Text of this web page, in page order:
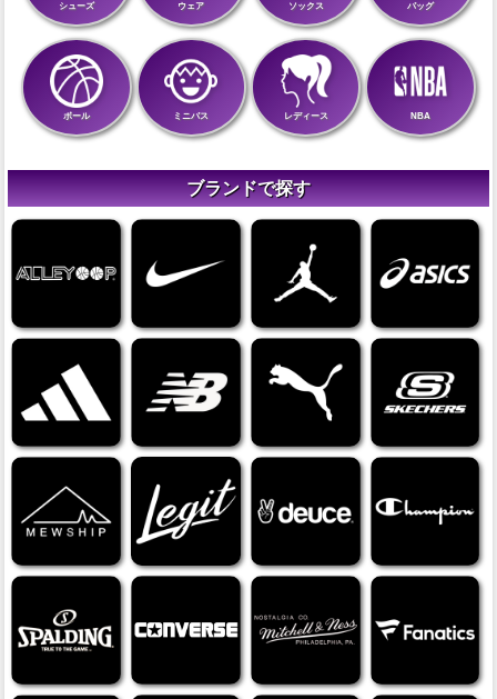
シューズ ウェア ソックス バッグ
ボール ミニバス レディース NBA
ブランドで探す